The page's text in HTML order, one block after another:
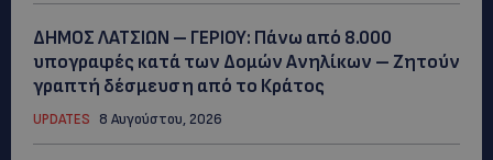
ΔΗΜΟΣ ΛΑΤΣΙΩΝ – ΓΕΡΙΟΥ: Πάνω από 8.000
υπογραφές κατά των Δομών Ανηλίκων – Ζητούν
γραπτή δέσμευση από το Κράτος
UPDATES 8 Αυγούστου, 2026